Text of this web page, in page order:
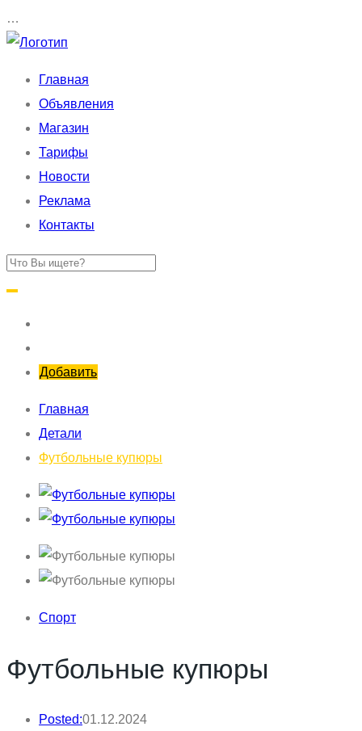
…
Главная
Объявления
Магазин
Тарифы
Новости
Реклама
Контакты
Добавить
Главная
Детали
Футбольные купюры
Спорт
Футбольные купюры
Posted:01.12.2024